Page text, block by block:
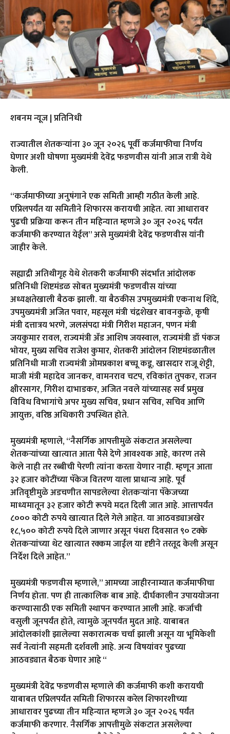
शबनम न्यूज | प्रतिनिधी
राज्यातील शेतकऱ्यांना ३० जून २०२६ पूर्वी कर्जमाफीचा निर्णय
घेणार अशी घोषणा मुख्यमंत्री देवेंद्र फडणवीस यांनी आज रात्री येथे
केली.
“कर्जमाफीच्या अनुषंगाने एक समिती आम्ही गठीत केली आहे.
एप्रिलपर्यंत या समितीने शिफारस करायची आहेत. त्या आधारावर
पुढची प्रक्रिया करून तीन महिन्यात म्हणजे ३० जून २०२६ पर्यंत
कर्जमाफी करण्यात येईल” असे मुख्यमंत्री देवेंद्र फडणवीस यांनी
जाहीर केले.
सह्याद्री अतिथीगृह येथे शेतकरी कर्जमाफी संदर्भात आंदोलक
प्रतिनिधी शिष्टमंडळ सोबत मुख्यमंत्री फडणवीस यांच्या
अध्यक्षतेखाली बैठक झाली. या बैठकीस उपमुख्यमंत्री एकनाथ शिंदे,
उपमुख्यमंत्री अजित पवार, महसूल मंत्री चंद्रशेखर बावनकुळे, कृषी
मंत्री दत्तात्रय भरणे, जलसंपदा मंत्री गिरीश महाजन, पणन मंत्री
जयकुमार रावल, राज्यमंत्री ॲड आशिष जयस्वाल, राज्यमंत्री डॉ पंकज
भोयर, मुख्य सचिव राजेश कुमार, शेतकरी आंदोलन शिष्टमंडळातील
प्रतिनिधी माजी राज्यमंत्री ओमप्रकाश बच्चू कडू, खासदार राजू शेट्टी,
माजी मंत्री महादेव जानकर, वामनराव चटप, रविकांत तुपकर, राजन
क्षीरसागर, गिरीश दाभाडकर, अजित नवले यांच्यासह सर्व प्रमुख
विविध विभागांचे अपर मुख्य सचिव, प्रधान सचिव, सचिव आणि
आयुक्त, वरिष्ठ अधिकारी उपस्थित होते.
मुख्यमंत्री म्हणाले, “नैसर्गिक आपत्तीमुळे संकटात असलेल्या
शेतकऱ्यांच्या खात्यात आता पैसे देणे आवश्यक आहे, कारण तसे
केले नाही तर रब्बीची पेरणी त्यांना करता येणार नाही. म्हणून आता
३२ हजार कोटींच्या पॅकेज वितरण याला प्राधान्य आहे. पूर्व
अतिवृष्टीमुळे अडचणीत सापडलेल्या शेतकऱ्यांना पॅकेजच्या
माध्यमातून ३२ हजार कोटी रूपये मदत दिली जात आहे. आत्तापर्यंत
८००० कोटी रुपये खात्यात दिले गेले आहेत. या आठवड्याअखेर
१८,५०० कोटी रुपये दिले जाणार असून पंधरा दिवसात ९० टक्के
शेतकऱ्यांच्या थेट खात्यात रक्कम जाईल या दृष्टीने तरतूद केली असून
निर्देश दिले आहेत.”
मुख्यमंत्री फडणवीस म्हणाले,” आमच्या जाहीरनाम्यात कर्जमाफीचा
निर्णय होता. पण ही तात्कालिक बाब आहे. दीर्घकालीन उपाययोजना
करण्यासाठी एक समिती स्थापन करण्यात आली आहे. कर्जाची
वसुली जूनपर्यंत होते, त्यामुळे जूनपर्यंत मुदत आहे. याबाबत
आंदोलकांशी झालेल्या सकारात्मक चर्चा झाली असून या भूमिकेशी
सर्व नेत्यांनी सहमती दर्शवली आहे. अन्य विषयांवर पुढच्या
आठवड्यात बैठक घेणार आहे “
मुख्यमंत्री देवेंद्र फडणवीस म्हणाले की कर्जमाफी कशी करायची
याबाबत एप्रिलपर्यंत समिती शिफारस करेल शिफारशीच्या
आधारावर पुढच्या तीन महिन्यात म्हणजे ३० जून २०२६ पर्यंत
कर्जमाफी करणार. नैसर्गिक आपत्तीमुळे संकटात असलेल्या